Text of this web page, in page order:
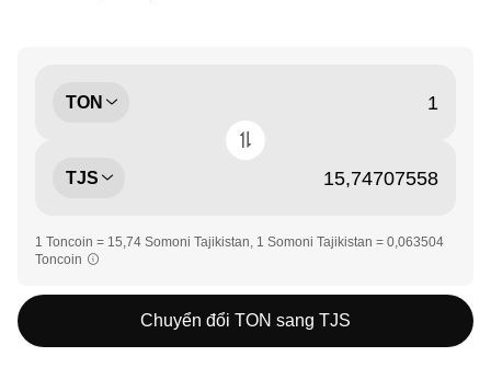
TON
TJS
1 Toncoin = 15,74 Somoni Tajikistan, 1 Somoni Tajikistan = 0,063504
Toncoin
Chuyển đổi TON sang TJS